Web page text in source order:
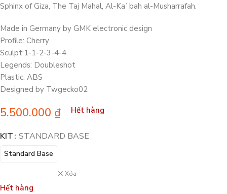
Sphinx of Giza, The Taj Mahal, Al-Kaʿbah al-Musharrafah.
Made in Germany by GMK electronic design
Profile: Cherry
Sculpt:1-1-2-3-4-4
Legends: Doubleshot
Plastic: ABS
Designed by Twgecko02
5.500.000 ₫ Hết hàng
KIT STANDARD BASE
Standard Base
Xóa
Hết hàng